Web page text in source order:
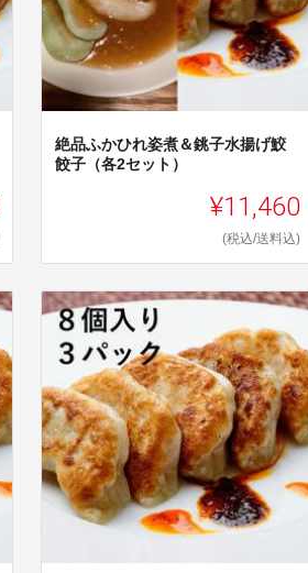
絶品ふかひれ姿煮＆銚子水揚げ鮫
餃子（各2セット）
¥11,460
(税込/送料込)